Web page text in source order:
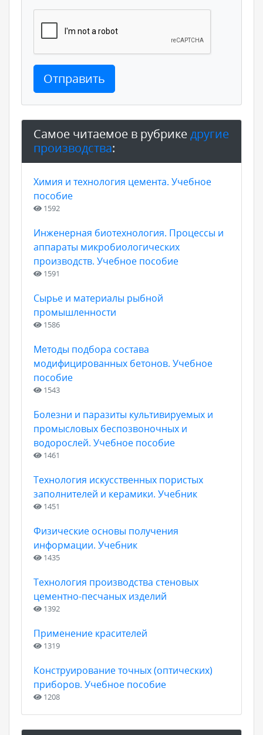
Отправить
Самое читаемое в рубрикедругие
производства:
Химия и технология цемента. Учебное
пособие
1592
Инженерная биотехнология. Процессы и
аппараты микробиологических
производств. Учебное пособие
1591
Сырье и материалы рыбной
промышленности
1586
Методы подбора состава
модифицированных бетонов. Учебное
пособие
1543
Болезни и паразиты культивируемых и
промысловых беспозвоночных и
водорослей. Учебное пособие
1461
Технология искусственных пористых
заполнителей и керамики. Учебник
1451
Физические основы получения
информации. Учебник
1435
Технология производства стеновых
цементно-песчаных изделий
1392
Применение красителей
1319
Конструирование точных (оптических)
приборов. Учебное пособие
1208